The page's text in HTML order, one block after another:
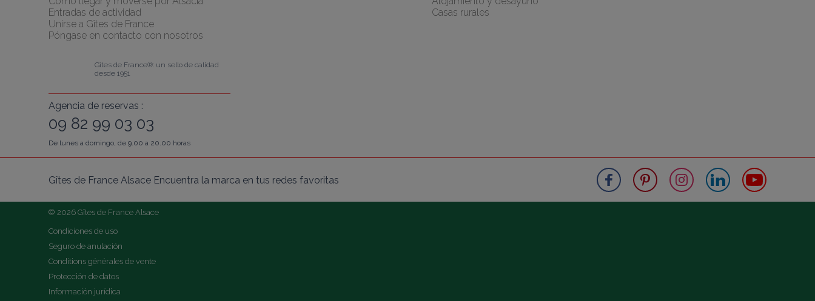
Entradas de actividad
Unirse a Gîtes de France
Póngase en contacto con nosotros
Casas rurales
Gîtes de France®: un sello de calidad
desde 1951
Agencia de reservas :
09 82 99 03 03
De lunes a domingo, de 9.00 a 20.00 horas
Gîtes de France Alsace Encuentra la marca en tus redes favoritas
© 2026 Gîtes de France Alsace
Condiciones de uso
Seguro de anulación
Conditions générales de vente
Protección de datos
Información jurídica